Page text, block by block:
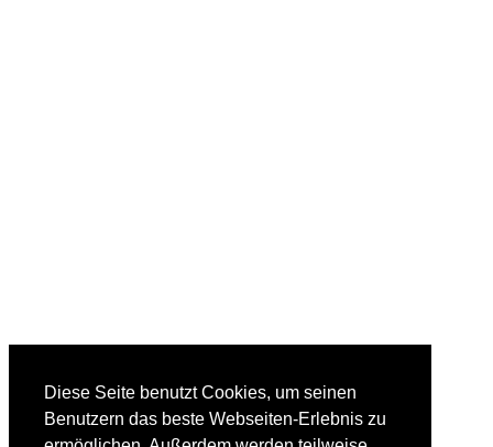
Diese Seite benutzt Cookies, um seinen
Benutzern das beste Webseiten-Erlebnis zu